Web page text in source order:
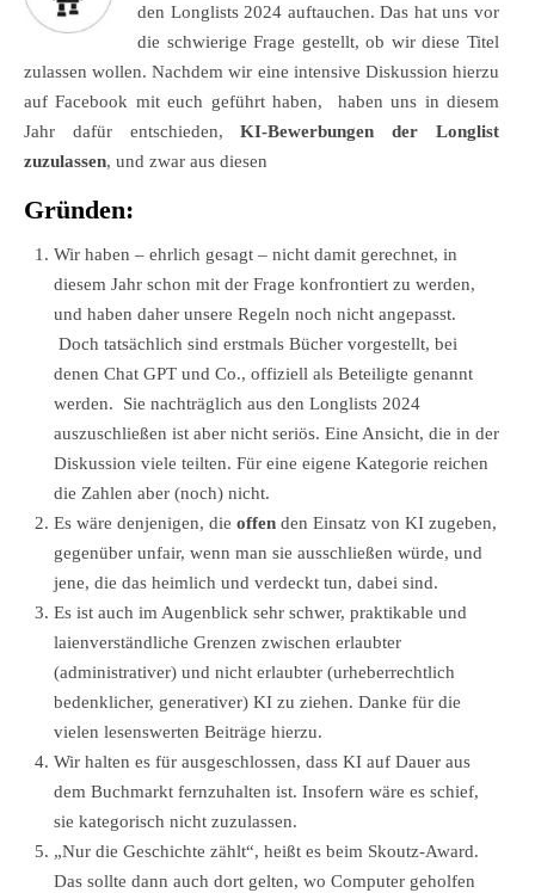
den Longlists 2024 auftauchen. Das hat uns vor
die schwierige Frage gestellt, ob wir diese Titel
zulassen wollen. Nachdem wir eine intensive Diskussion hierzu
auf Facebook mit euch geführt haben, haben uns in diesem
Jahr dafür entschieden,KI-Bewerbungen der Longlist
zuzulassen, und zwar aus diesen
Gründen:
Wir haben – ehrlich gesagt – nicht damit gerechnet, in
diesem Jahr schon mit der Frage konfrontiert zu werden,
und haben daher unsere Regeln noch nicht angepasst.
Doch tatsächlich sind erstmals Bücher vorgestellt, bei
denen Chat GPT und Co., offiziell als Beteiligte genannt
werden. Sie nachträglich aus den Longlists 2024
auszuschließen ist aber nicht seriös. Eine Ansicht, die in der
Diskussion viele teilten. Für eine eigene Kategorie reichen
die Zahlen aber (noch) nicht.
Es wäre denjenigen, die offen den Einsatz von KI zugeben,
gegenüber unfair, wenn man sie ausschließen würde, und
jene, die das heimlich und verdeckt tun, dabei sind.
Es ist auch im Augenblick sehr schwer, praktikable und
laienverständliche Grenzen zwischen erlaubter
(administrativer) und nicht erlaubter (urheberrechtlich
bedenklicher, generativer) KI zu ziehen. Danke für die
vielen lesenswerten Beiträge hierzu.
Wir halten es für ausgeschlossen, dass KI auf Dauer aus
dem Buchmarkt fernzuhalten ist. Insofern wäre es schief,
sie kategorisch nicht zuzulassen.
„Nur die Geschichte zählt“, heißt es beim Skoutz-Award.
Das sollte dann auch dort gelten, wo Computer geholfen